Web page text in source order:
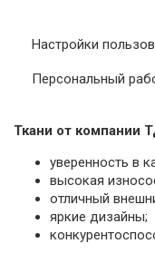
Настройки
Персональный
Ткани от компании
уверенность в
высокая
отличный
яркие дизайны;